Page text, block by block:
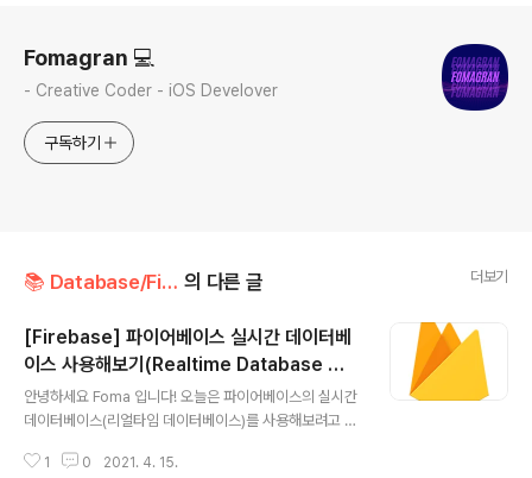
Fomagran 💻
- Creative Coder - iOS Develover
구독하기
📚 Database/Firebase 의 다른 글 더보기
[Firebase] 파이어베이스 실시간 데이터베
이스 사용해보기(Realtime Database Wri
te,Read,Update,Delete)
안녕하세요 Foma 입니다! 오늘은 파이어베이스의 실시간
데이터베이스(리얼타임 데이터베이스)를 사용해보려고 합
르신다면 먼저 여기 를 보고 와주세요~) Realtime Data
1 0 2021. 4. 15.